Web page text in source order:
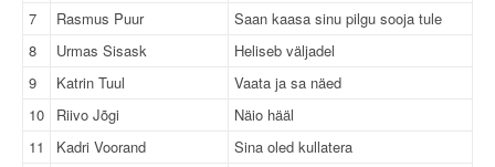
7
Rasmus Puur
Saan kaasa sinu pilgu sooja tule
8
Urmas Sisask
Heliseb väljadel
9
Katrin Tuul
Vaata ja sa näed
10
Riivo Jõgi
Näio hääl
11
Kadri Voorand
Sina oled kullatera